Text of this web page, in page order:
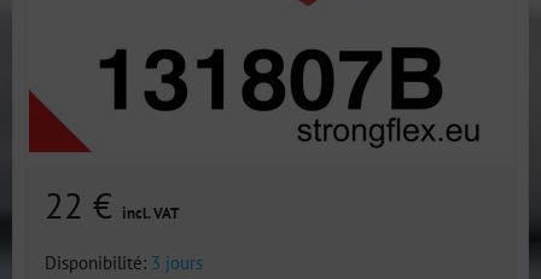
22 € incl. VAT
Disponibilité: 3 jours